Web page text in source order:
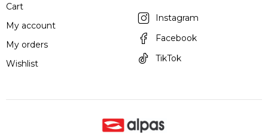
Cart
My account
My orders
Wishlist
Instagram
Facebook
TikTok